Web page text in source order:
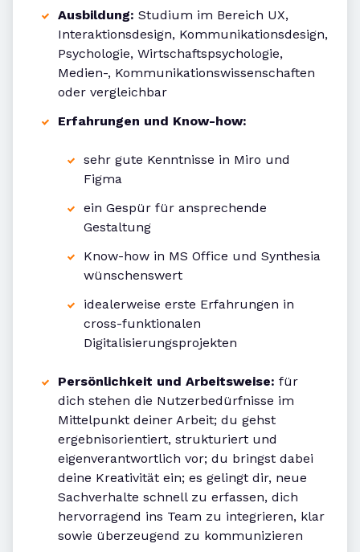
Ausbildung: Studium im Bereich UX,
Interaktionsdesign, Kommunikationsdesign,
Psychologie, Wirtschaftspsychologie,
Medien-, Kommunikationswissenschaften
oder vergleichbar
Erfahrungen und Know-how:
sehr gute Kenntnisse in Miro und
Figma
ein Gespür für ansprechende
Gestaltung
Know-how in MS Office und Synthesia
wünschenswert
idealerweise erste Erfahrungen in
cross-funktionalen
Digitalisierungsprojekten
Persönlichkeit und Arbeitsweise: für
dich stehen die Nutzerbedürfnisse im
Mittelpunkt deiner Arbeit; du gehst
ergebnisorientiert, strukturiert und
eigenverantwortlich vor; du bringst dabei
deine Kreativität ein; es gelingt dir, neue
Sachverhalte schnell zu erfassen, dich
hervorragend ins Team zu integrieren, klar
sowie überzeugend zu kommunizieren